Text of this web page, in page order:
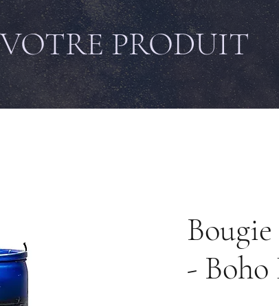
VOTRE PRODUIT
- Boho